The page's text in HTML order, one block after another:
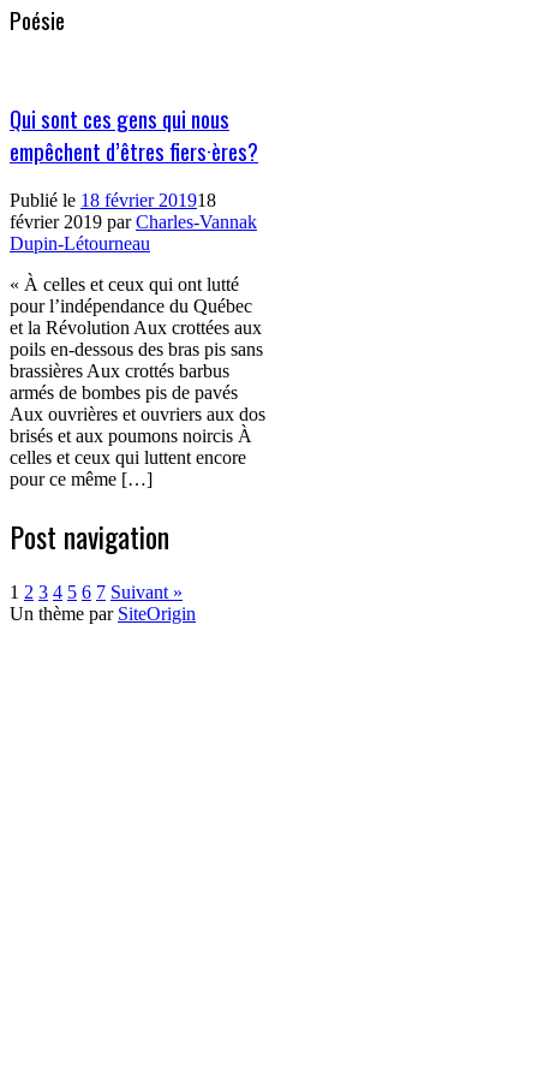
Poésie
Qui sont ces gens qui nous
empêchent d’êtres fiers·ères?
Publié le 18 février 201918
février 2019 parCharles-Vannak
Dupin-Létourneau
« À celles et ceux qui ont lutté
pour l’indépendance du Québec
et la Révolution Aux crottées aux
poils en-dessous des bras pis sans
brassières Aux crottés barbus
armés de bombes pis de pavés
Aux ouvrières et ouvriers aux dos
brisés et aux poumons noircis À
celles et ceux qui luttent encore
pour ce même […]
Post navigation
1 2 3 4 5 6 7 Suivant »
Un thème par SiteOrigin